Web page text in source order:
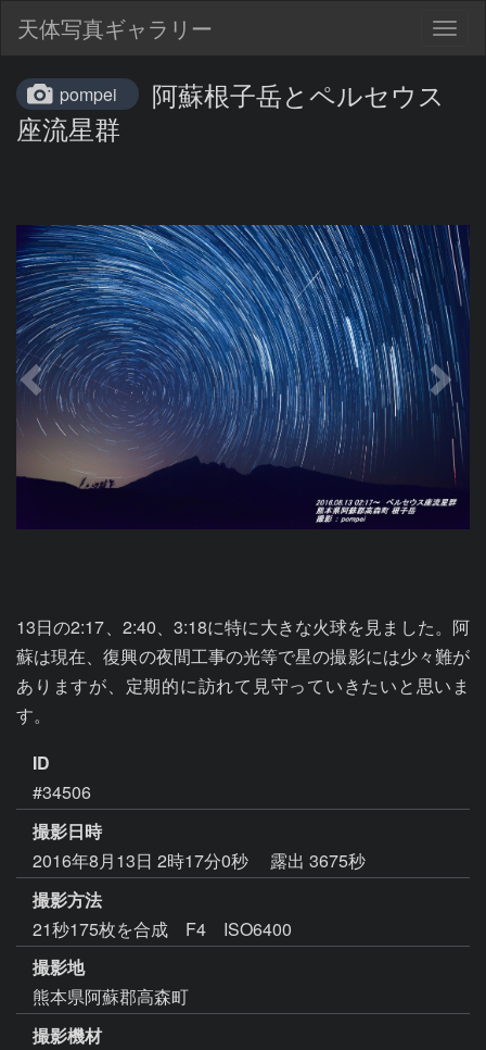
天体写真ギャラリー
pompei
阿蘇根子岳とペルセウス
座流星群
13日の2:17、2:40、3:18に特に大きな火球を見ました。阿
蘇は現在、復興の夜間工事の光等で星の撮影には少々難が
ありますが、定期的に訪れて見守っていきたいと思いま
す。
ID
#34506
撮影日時
2016年8月13日 2時17分0秒
露出 3675秒
撮影方法
21秒175枚を合成 F4 ISO6400
撮影地
熊本県阿蘇郡高森町
撮影機材